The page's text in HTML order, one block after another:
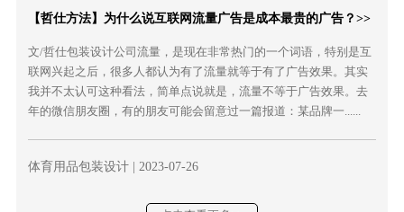
【哲仕方法】为什么说互联网流量广告是成本最贵的广告？>>
文/哲仕包装设计公司流量，是现在非常热门的一个词语，特别是互
联网兴起之后，很多人都认为有了流量就等于有了广告效果。其实
我并不太认可这种看法，简单点说就是，流量不等于广告效果。去
年的微信朋友圈，有的朋友可能会留意过一篇报道：某品牌一......
体育用品包装设计| 2023-07-26